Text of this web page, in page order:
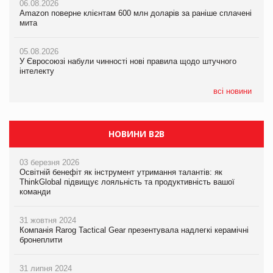
06.08.2026
Amazon поверне клієнтам 600 млн доларів за раніше сплачені
мита
05.08.2026
У Євросоюзі набули чинності нові правила щодо штучного
інтелекту
всі новини
06.08.2026
Amazon поверне клієнтам 600 млн доларів за раніше сплачені
мита
05.08.2026
У Євросоюзі набули чинності нові правила щодо штучного
інтелекту
05.08.2026
У Євросоюзі набули чинності нові правила щодо штучного
інтелекту
05.08.2026
Рекламна платформа вимагає від Google компенсацію за
втрату 6,9 трлн рекламних показів
НОВИНИ B2B
03 березня 2026
Освітній бенефіт як інструмент утримання талантів: як
ThinkGlobal підвищує лояльність та продуктивність вашої
команди
31 жовтня 2024
Компанія Rarog Tactical Gear презентувала надлегкі керамічні
бронеплити
31 липня 2024